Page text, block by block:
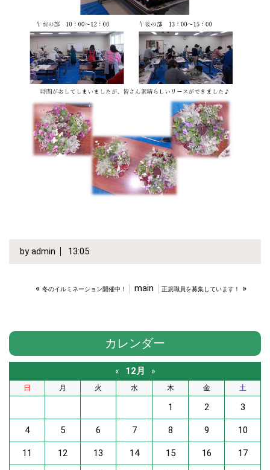
byadmin 13:05
« 冬のイルミネーション開催中！ main 正規職員を募集しています！ »
カレンダー
« 12月 »
日 月 火 水 木 金 土
1 2 3
4 5 6 7 8 9 10
11 12 13 14 15 16 17